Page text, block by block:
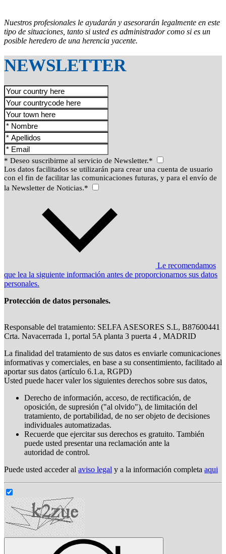
Nuestros profesionales le ayudarán y asesorarán legalmente en este
tipo de situaciones, tanto si usted es administrador como si es un
posible heredero de una herencia yacente.
NEWSLETTER
* Deseo suscribirme al servicio de Newsletter.*
Los datos facilitados se utilizarán para crear una cuenta de usuario
con el fin de facilitar las comunicaciones futuras, y para el envío de
la Newsletter de Noticias.*
Le recomendamos
que lea la siguiente información antes de proporcionarnos sus datos
personales.
Protección de datos personales.
Responsable del tratamiento: SELFA ASESORES S.L, B87600441
Crta. Navacerrada 1, portal 5A planta 3 puerta 4 , MADRID
La finalidad del tratamiento de sus datos es enviarle comunicaciones
informativas y comerciales, en base a su consentimiento, facilitado al
aportar sus datos (artículo 6.1.a, RGPD)
Usted puede hacer valer los siguientes derechos sobre sus datos,
Derecho de información, acceso, de rectificación, de
oposición, de supresión ("al olvido"), de limitación del
tratamiento, de portabilidad, de no ser objeto de decisiones
individuales automatizadas.
Recuerde que ejercitar sus derechos es gratuito. También
puede usted presentar una reclamación ante la
autoridad de control.
Puede usted acceder al aviso legal y a la información completa aqui